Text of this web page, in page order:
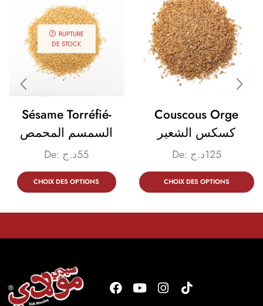
RUPTURE
DE STOCK
Sésame Torréfié-
السمسم المحمص
De: 55د.ج
CHOIX DES OPTIONS
Couscous Orge
كسكس الشعير
De: 125د.ج
CHOIX DES OPTIONS